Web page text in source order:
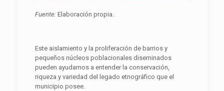
Fuente: Elaboración propia.
Este aislamiento y la proliferación de barrios y
pequeños núcleos poblacionales diseminados
pueden ayudarnos a entender la conservación,
riqueza y variedad del legado etnográfico que el
municipio posee.